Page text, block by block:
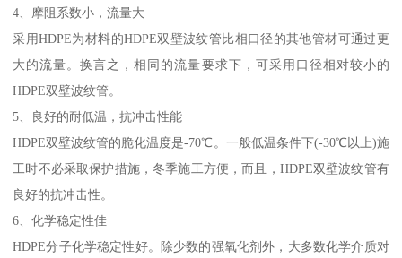
4、摩阻系数小，流量大
采用HDPE为材料的HDPE双壁波纹管比相口径的其他管材可通过更
大的流量。换言之，相同的流量要求下，可采用口径相对较小的
HDPE双壁波纹管。
5、良好的耐低温，抗冲击性能
HDPE双壁波纹管的脆化温度是-70℃。一般低温条件下(-30℃以上)施
工时不必采取保护措施，冬季施工方便，而且，HDPE双壁波纹管有
良好的抗冲击性。
6、化学稳定性佳
HDPE分子化学稳定性好。除少数的强氧化剂外，大多数化学介质对